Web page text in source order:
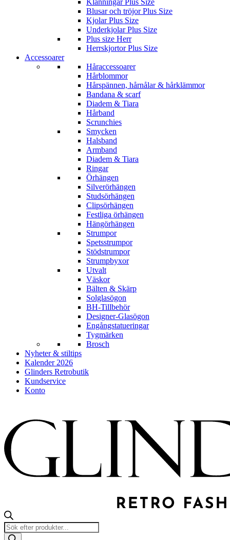
Klänningar Plus Size
Blusar och tröjor Plus Size
Kjolar Plus Size
Underkjolar Plus Size
Plus size Herr
Herrskjortor Plus Size
Accessoarer
Håraccessoarer
Hårblommor
Hårspännen, hårnålar & hårklämmor
Bandana & scarf
Diadem & Tiara
Hårband
Scrunchies
Smycken
Halsband
Armband
Diadem & Tiara
Ringar
Örhängen
Silverörhängen
Studsörhängen
Clipsörhängen
Festliga örhängen
Hängörhängen
Strumpor
Spetsstrumpor
Stödstrumpor
Strumpbyxor
Utvalt
Väskor
Bälten & Skärp
Solglasögon
BH-Tillbehör
Designer-Glasögon
Engångstatueringar
Tygmärken
Brosch
Nyheter & stiltips
Kalender 2026
Glinders Retrobutik
Kundservice
Konto
Products
search